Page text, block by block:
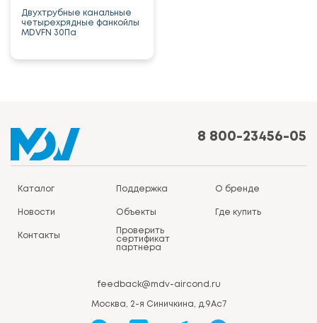
Двухтрубные канальные
четырехрядные фанкойлы
MDVFN 30Па
8 800-23456-05
Каталог Поддержка О бренде
Новости Объекты Где купить
Контакты
Проверить
сертификат
партнера
feedback@mdv-aircond.ru
Москва, 2-я Синичкина, д.9Ас7